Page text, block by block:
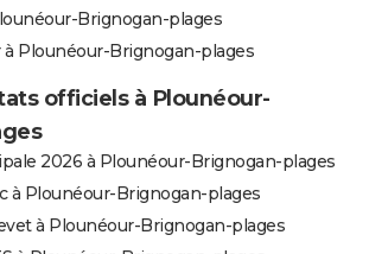
Brignogan-plages
Plounéour-Brignogan-plages
officiels à Plounéour-
2026 à Plounéour-Brignogan-plages
à Plounéour-Brignogan-plages
à Plounéour-Brignogan-plages